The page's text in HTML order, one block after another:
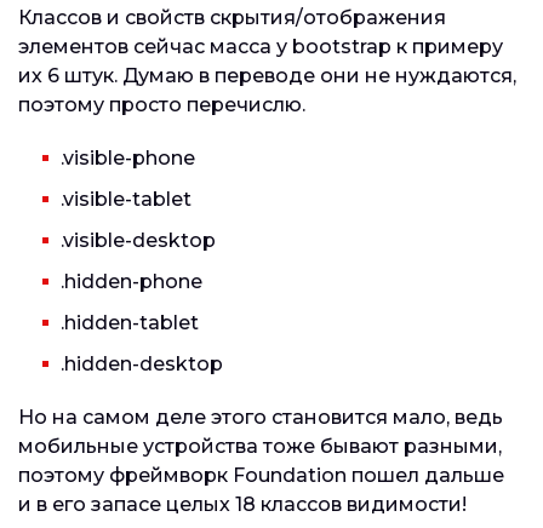
Классов и свойств скрытия/отображения
элементов сейчас масса у bootstrap к примеру
их 6 штук. Думаю в переводе они не нуждаются,
поэтому просто перечислю.
.visible-phone
.visible-tablet
.visible-desktop
.hidden-phone
.hidden-tablet
.hidden-desktop
Но на самом деле этого становится мало, ведь
мобильные устройства тоже бывают разными,
поэтому фреймворк Foundation пошел дальше
и в его запасе целых 18 классов видимости!